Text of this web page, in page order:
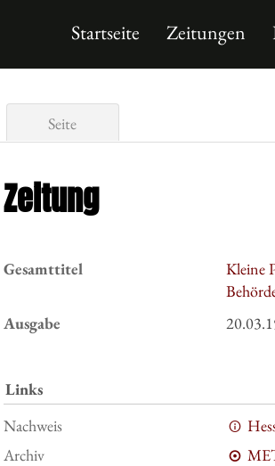
Startseite Zeitungen
Seite
Zeitung
Gesamttitel
Kleine
Ausgabe
Links
Nachweis
Archiv